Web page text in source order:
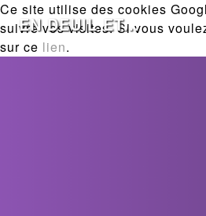
Ce site utilise des cookies
suivre vos visites. Si vous
sur ce lien.
EN DEUIL ET...